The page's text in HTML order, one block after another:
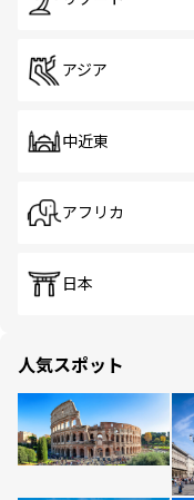
アジア
中近東
アフリカ
日本
人気スポット